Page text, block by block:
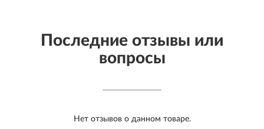
Последние отзывы или
вопросы
Нет отзывов о данном товаре.